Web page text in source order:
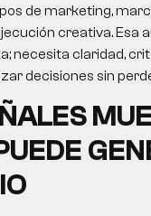
de marketing,
creativa. Esa
necesita claridad,
decisiones sin